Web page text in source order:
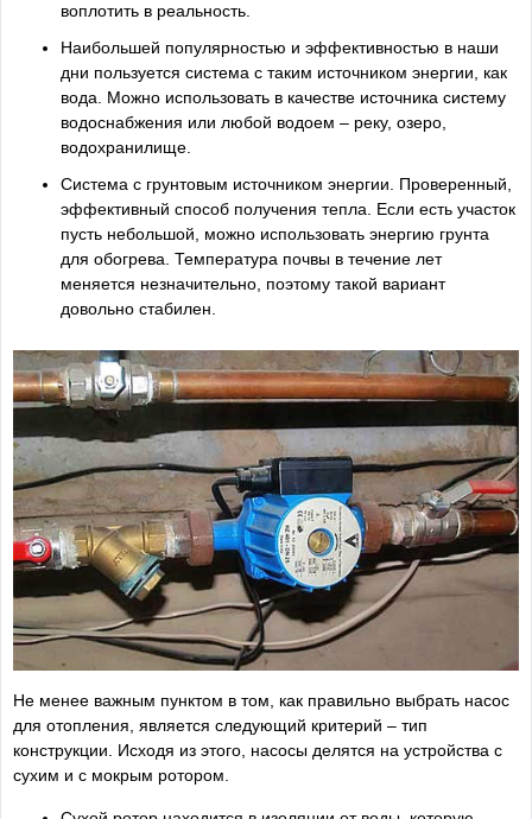
воплотить в реальность.
Наибольшей популярностью и эффективностью в наши
дни пользуется система с таким источником энергии, как
вода. Можно использовать в качестве источника систему
водоснабжения или любой водоем – реку, озеро,
водохранилище.
Система с грунтовым источником энергии. Проверенный,
эффективный способ получения тепла. Если есть участок
пусть небольшой, можно использовать энергию грунта
для обогрева. Температура почвы в течение лет
меняется незначительно, поэтому такой вариант
довольно стабилен.
Не менее важным пунктом в том, как правильно выбрать насос
для отопления, является следующий критерий – тип
конструкции. Исходя из этого, насосы делятся на устройства с
сухим и с мокрым ротором.